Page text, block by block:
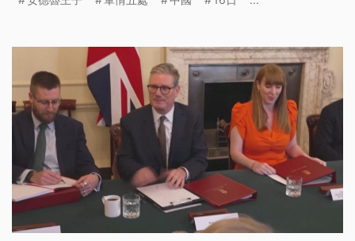
要之處展開合作，例如氣候變遷議題。